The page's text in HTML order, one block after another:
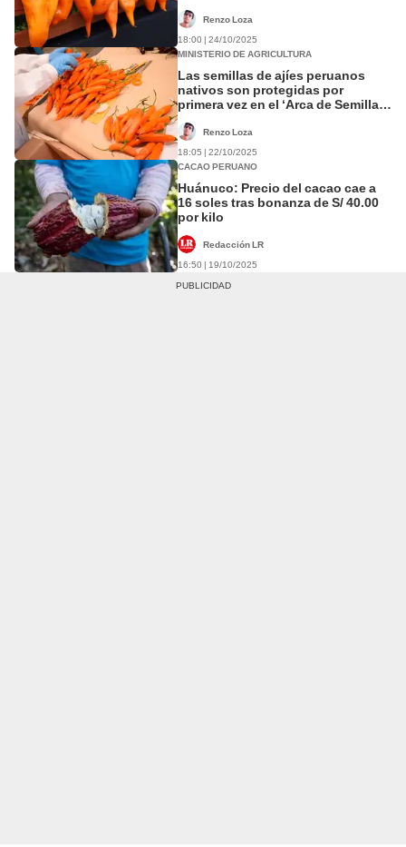
Renzo Loza
18:00 | 24/10/2025
MINISTERIO DE AGRICULTURA
Las semillas de ajíes peruanos
nativos son protegidas por
primera vez en el ‘Arca de Semillas’
Renzo Loza
18:05 | 22/10/2025
CACAO PERUANO
Huánuco: Precio del cacao cae a
16 soles tras bonanza de S/ 40.00
por kilo
Redacción LR
16:50 | 19/10/2025